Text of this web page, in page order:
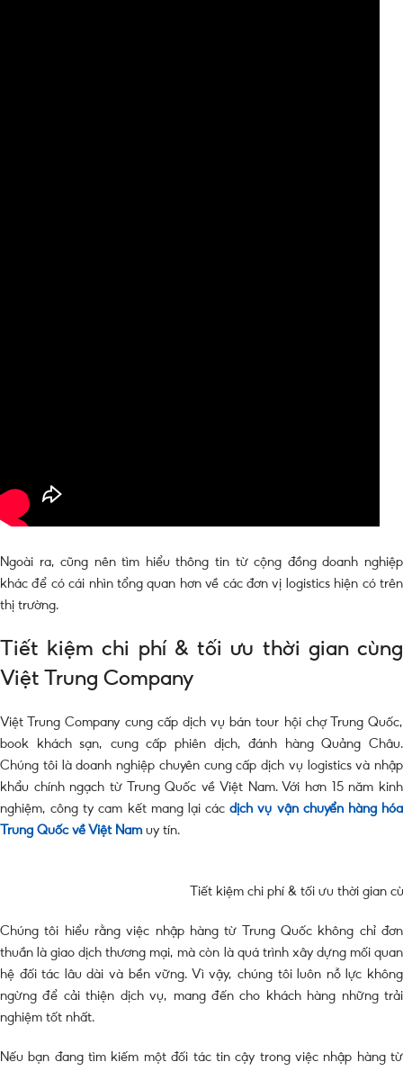
Ngoài ra, cũng nên tìm hiểu thông tin từ cộng đồng doanh nghiệp
khác để có cái nhìn tổng quan hơn về các đơn vị logistics hiện có trên
thị trường.
Tiết kiệm chi phí & tối ưu thời gian cùng
Việt Trung Company
Việt Trung Company cung cấp dịch vụ bán tour hội chợ Trung Quốc,
book khách sạn, cung cấp phiên dịch, đánh hàng Quảng Châu.
Chúng tôi là doanh nghiệp chuyên cung cấp dịch vụ logistics và nhập
khẩu chính ngạch từ Trung Quốc về Việt Nam. Với hơn 15 năm kinh
nghiệm, công ty cam kết mang lại cácdịch vụ vận chuyển hàng hóa
Trung Quốc về Việt Nam uy tín.
Tiết kiệm chi phí & tối ưu thời gian
Chúng tôi hiểu rằng việc nhập hàng từ Trung Quốc không chỉ đơn
thuần là giao dịch thương mại, mà còn là quá trình xây dựng mối quan
hệ đối tác lâu dài và bền vững. Vì vậy, chúng tôi luôn nỗ lực không
ngừng để cải thiện dịch vụ, mang đến cho khách hàng những trải
nghiệm tốt nhất.
Nếu bạn đang tìm kiếm một đối tác tin cậy trong việc nhập hàng từ